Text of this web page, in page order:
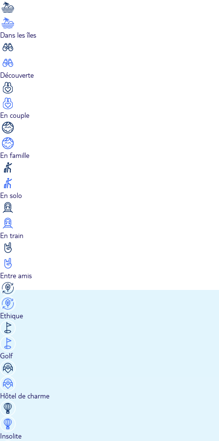
Dans les îles
Découverte
En couple
En famille
En solo
En train
Entre amis
Ethique
Golf
Hôtel de charme
Insolite